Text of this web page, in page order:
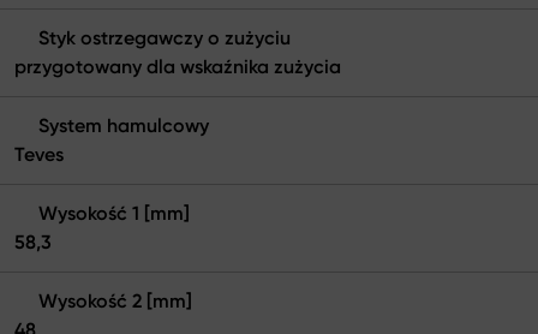
Styk ostrzegawczy o zużyciu
przygotowany dla wskaźnika zużycia
System hamulcowy
Teves
Wysokość 1 [mm]
58,3
Wysokość 2 [mm]